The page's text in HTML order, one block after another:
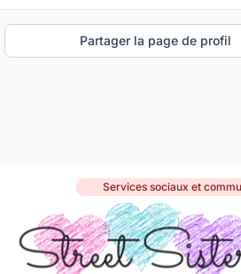
Partager la page de profil
Services sociaux et